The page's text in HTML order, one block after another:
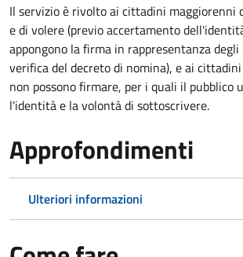
Il servizio è rivolto ai cittadini maggiorenni
e di volere (previo accertamento
appongono la firma in rappresentanza
verifica del decreto di nomina), e ai
non possono firmare, per i quali il pubblico
l'identità e la volontà di sottoscrivere.
Approfondimenti
Ulteriori informazioni